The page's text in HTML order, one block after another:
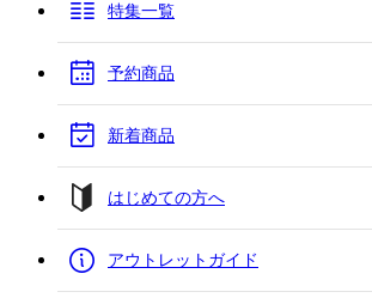
特集一覧
予約商品
新着商品
はじめての方へ
アウトレットガイド